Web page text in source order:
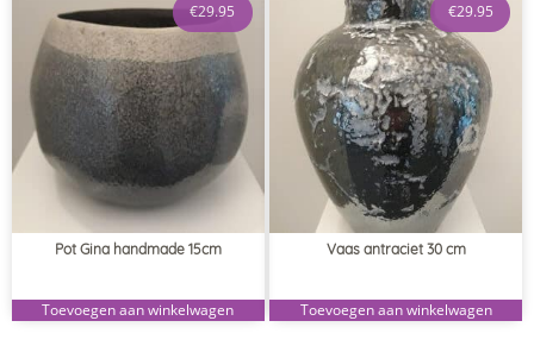
Pot Gina handmade 15cm
€29.95
Toevoegen aan winkelwagen
Vaas antraciet 30 cm
€29.95
Toevoegen aan winkelwagen